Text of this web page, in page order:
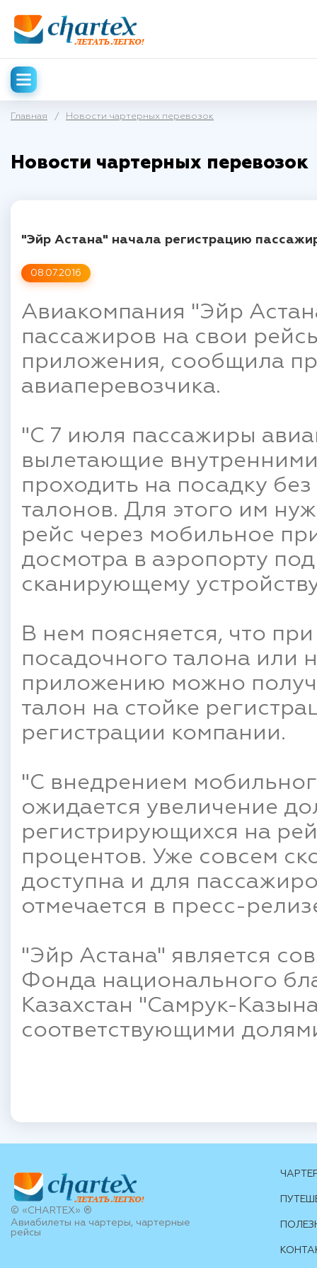
Главная / Новости чартерных перевозок
Новости чартерных перевозок
08.07.2016
"Эйр Астана" начала регистрацию
Авиакомпания "Эйр
пассажиров на свои
приложения, сообщила
авиаперевозчика.
"С 7 июля пассажиры
вылетающие
проходить на посадку
талонов. Для этого им
рейс через мобильное
досмотра в аэропорту
сканирующему
В нем поясняется, что
посадочного талона или
приложению можно
талон на стойке
регистрации компании.
"С внедрением
ожидается увеличение
регистрирующихся на
процентов. Уже совсем
доступна и для
отмечается в пресс-
"Эйр Астана" является
Фонда национального
Казахстан "Самрук-
соответствующими
© «CHARTEX» ®
Авиабилеты на чартеры, чартерные
рейсы